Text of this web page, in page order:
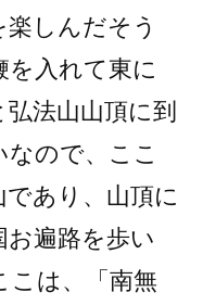
しんだそう
入れて東に
法山山頂に到
ので、ここ
あり、山頂に
遍路を歩い
こは、「南無